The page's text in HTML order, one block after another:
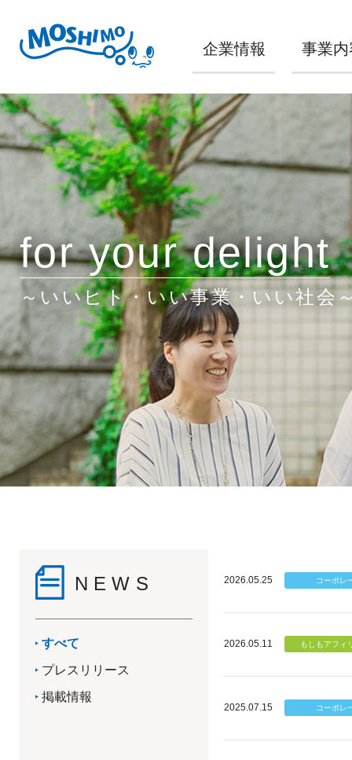
企業情報 事業内
for your delight
～いいヒト・いい事業・いい社会
NEWS
すべて
プレスリリース
掲載情報
2026.05.25
2026.05.11
2025.07.15